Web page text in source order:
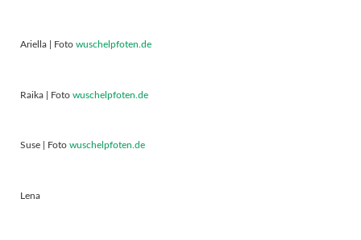
Ariella | Foto wuschelpfoten.de
Raika | Foto wuschelpfoten.de
Suse | Foto wuschelpfoten.de
Lena